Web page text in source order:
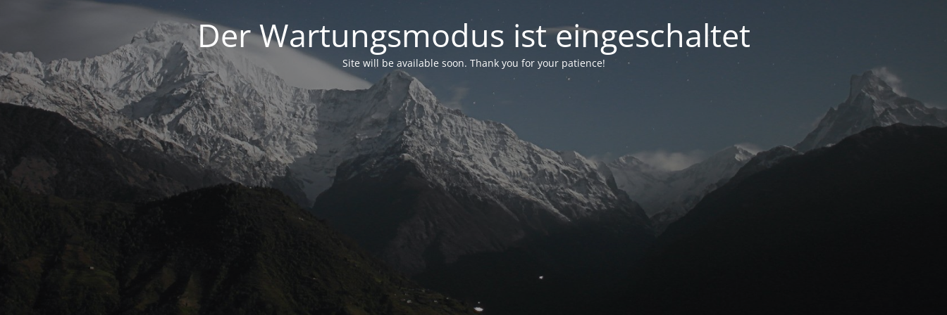
Der Wartungsmodus ist eingeschaltet
Site will be available soon. Thank you for your patience!